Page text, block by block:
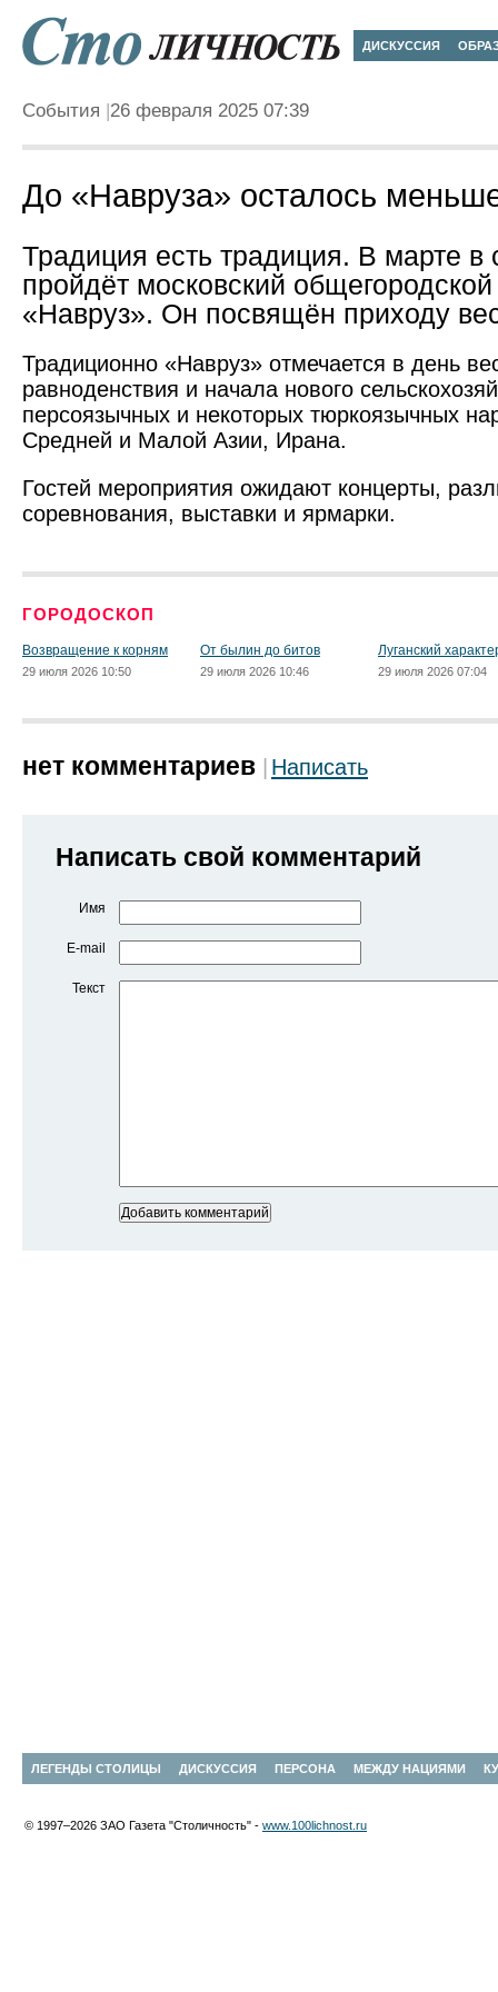
ДИСКУССИЯ
События 26 февраля 2025 07:39
До «Навруза» осталось
Традиция есть традиция. В марте в
пройдёт московский
«Навруз». Он посвящён приходу
Традиционно «Навруз» отмечается в день
равноденствия и начала нового
персоязычных и некоторых тюркоязычных
Средней и Малой Азии, Ирана.
Гостей мероприятия ожидают концерты,
соревнования, выставки и ярмарки.
ГОРОДОСКОП
Возвращение к корням
29 июля 2026 10:50
От былин до битов
29 июля 2026 10:46
Луганский
29 июля 2026 07:04
нет комментариев Написать
Написать свой комментарий
Имя
E-mail
Текст
ЛЕГЕНДЫ СТОЛИЦЫ ДИСКУССИЯ ПЕРСОНА МЕЖДУ НАЦИЯМИ
© 1997–2026 ЗАО Газета "Столичность" - www.100lichnost.ru